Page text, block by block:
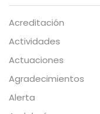
Acreditación
Actividades
Actuaciones
Agradecimientos
Alerta